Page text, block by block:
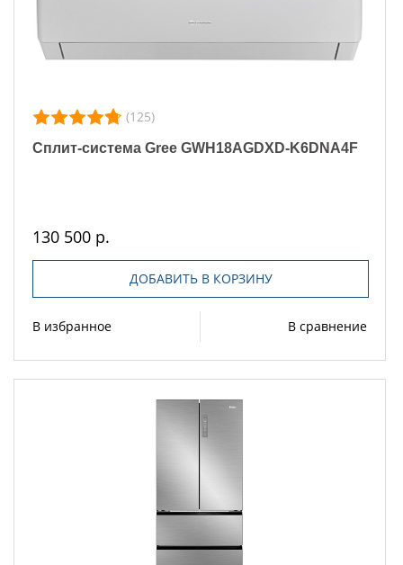
(125)
Сплит-система Gree GWH18AGDXD-K6DNA4F
130 500 р.
ДОБАВИТЬ В КОРЗИНУ
В избранное В сравнение